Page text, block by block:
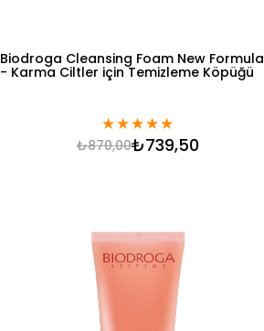
Biodroga Cleansing Foam New Formula
- Karma Ciltler için Temizleme Köpüğü
★★★★★
₺739,50
₺870,00